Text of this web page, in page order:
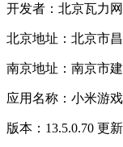
开发者：北京瓦力
北京地址：北京市
南京地址：南京市
应用名称：小米游
版本：13.5.0.70 更